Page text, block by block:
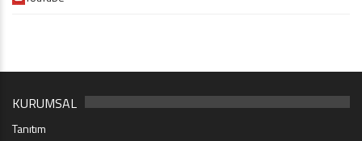
KURUMSAL
Tanıtım